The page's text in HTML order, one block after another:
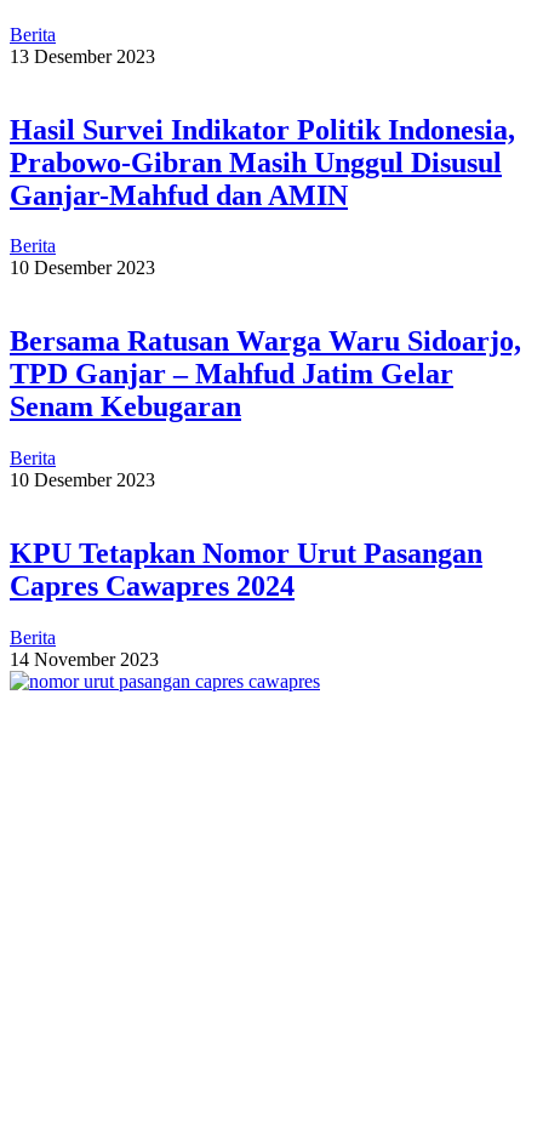
Berita
13 Desember 2023
Hasil Survei Indikator Politik Indonesia,
Prabowo-Gibran Masih Unggul Disusul
Ganjar-Mahfud dan AMIN
Berita
10 Desember 2023
Bersama Ratusan Warga Waru Sidoarjo,
TPD Ganjar – Mahfud Jatim Gelar
Senam Kebugaran
Berita
10 Desember 2023
KPU Tetapkan Nomor Urut Pasangan
Capres Cawapres 2024
Berita
14 November 2023